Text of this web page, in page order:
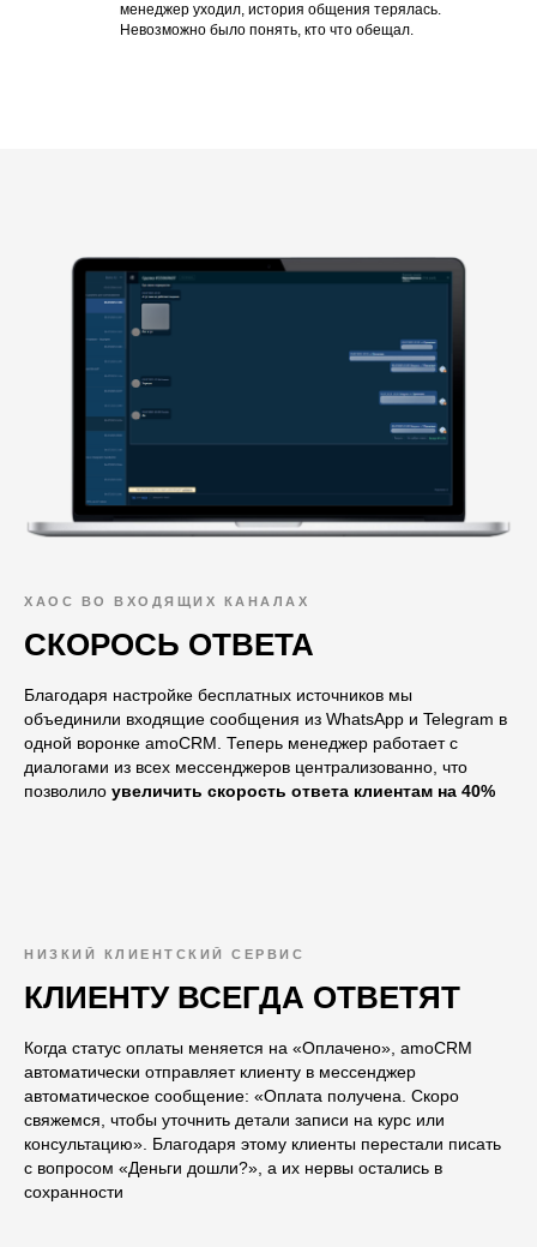
менеджер уходил, история общения терялась.
Невозможно было понять, кто что обещал.
ХАОС ВО ВХОДЯЩИХ КАНАЛАХ
СКОРОСЬ ОТВЕТА
Благодаря настройке бесплатных источников мы
объединили входящие сообщения из WhatsApp и Telegram в
одной воронке amoCRM. Теперь менеджер работает с
диалогами из всех мессенджеров централизованно, что
позволило увеличить скорость ответа клиентам на 40%
НИЗКИЙ КЛИЕНТСКИЙ СЕРВИС
КЛИЕНТУ ВСЕГДА ОТВЕТЯТ
Когда статус оплаты меняется на «Оплачено», amoCRM
автоматически отправляет клиенту в мессенджер
автоматическое сообщение: «Оплата получена. Скоро
свяжемся, чтобы уточнить детали записи на курс или
консультацию». Благодаря этому клиенты перестали писать
с вопросом «Деньги дошли?», а их нервы остались в
сохранности